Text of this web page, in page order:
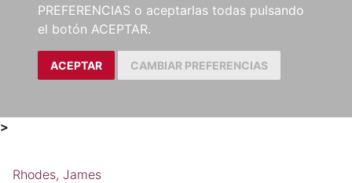
PREFERENCIAS o aceptarlas todas pulsando
el botón ACEPTAR.
ACEPTAR CAMBIAR PREFERENCIAS
>
Rhodes, James